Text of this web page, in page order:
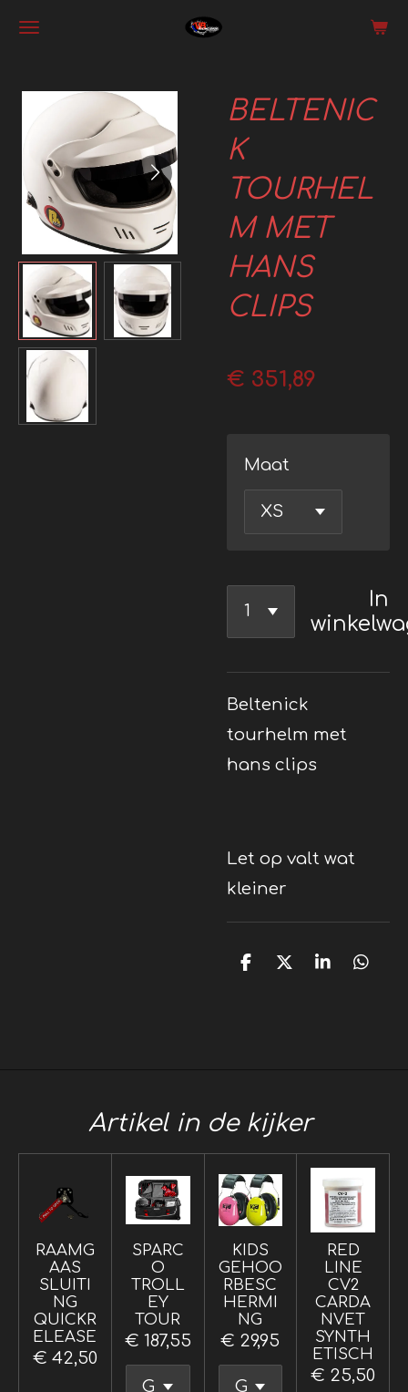
Ga
hoofdinhoud
BELTENIC
K
TOURHEL
M MET
HANS
CLIPS
€ 351,89
Maat
In
Beltenick
tourhelm met
hans clips
Let op valt wat
kleiner
D
D
S
D
Artikel in de kijker
RAAMG
AAS
SLUITI
NG
QUICKR
ELEASE
€ 42,50
SPARC
O
TROLL
EY
TOUR
€ 187,55
KIDS
GEHOO
RBESC
HERMI
NG
€ 29,95
RED
LINE
CV2
CARDA
NVET
SYNTH
ETISCH
€ 25,50